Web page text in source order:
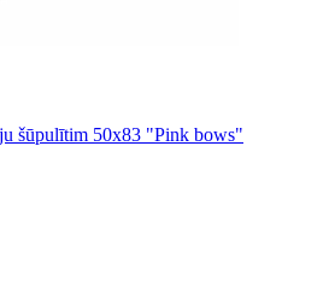
šūpulītim 50x83 "Pink bows"